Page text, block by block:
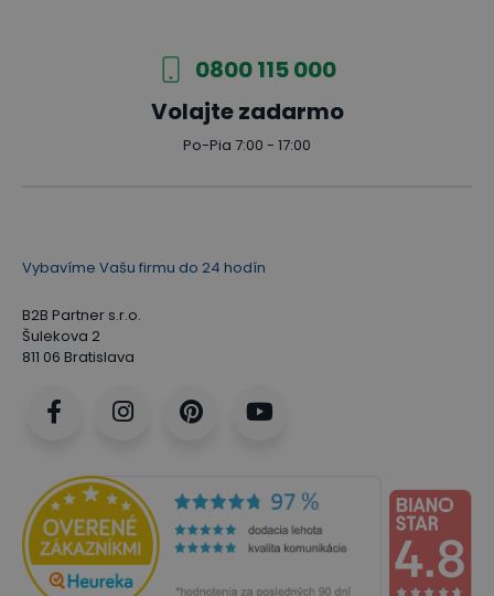
0800 115 000
Volajte zadarmo
Po-Pia 7:00 - 17:00
Vybavíme Vašu firmu do 24 hodín
B2B Partner s.r.o.
Šulekova 2
811 06 Bratislava